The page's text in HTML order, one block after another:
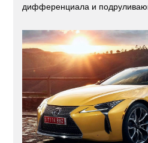
дифференциала и